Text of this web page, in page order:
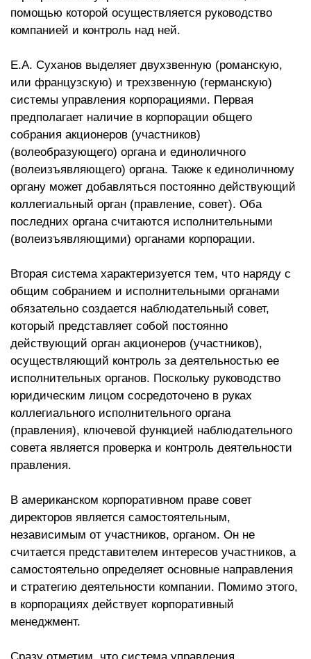
помощью которой осуществляется руководство
компанией и контроль над ней.
Е.А. Суханов выделяет двухзвенную (романскую,
или французскую) и трехзвенную (германскую)
системы управления корпорациями. Первая
предполагает наличие в корпорации общего
собрания акционеров (участников)
(волеобразующего) органа и единоличного
(волеизъявляющего) органа. Также к единоличному
органу может добавляться постоянно действующий
коллегиальный орган (правление, совет). Оба
последних органа считаются исполнительными
(волеизъявляющими) органами корпорации.
Вторая система характеризуется тем, что наряду с
общим собранием и исполнительными органами
обязательно создается наблюдательный совет,
который представляет собой постоянно
действующий орган акционеров (участников),
осуществляющий контроль за деятельностью ее
исполнительных органов. Поскольку руководство
юридическим лицом сосредоточено в руках
коллегиального исполнительного органа
(правления), ключевой функцией наблюдательного
совета является проверка и контроль деятельности
правления.
В американском корпоративном праве совет
директоров является самостоятельным,
независимым от участников, органом. Он не
считается представителем интересов участников, а
самостоятельно определяет основные направления
и стратегию деятельности компании. Помимо этого,
в корпорациях действует корпоративный
менеджмент.